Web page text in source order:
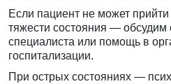
Если пациент не может прийти
тяжести состояния —
специалиста или помощь в
госпитализации.
При острых состояниях —